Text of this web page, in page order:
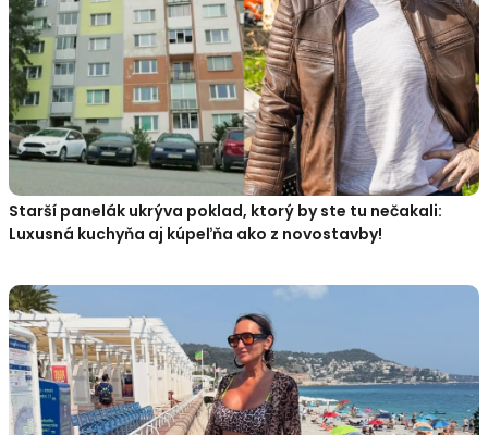
Starší panelák ukrýva poklad, ktorý by ste tu nečakali:
Luxusná kuchyňa aj kúpeľňa ako z novostavby!